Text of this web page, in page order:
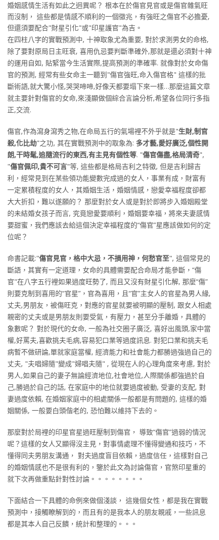
婚姻感情生活有如此之迥異呢？ 根本在於傷官見官或是傷官雜氣旺
而沒制， 這些都是情感不順利的一個徵兆，有強旺之傷官不必擔憂,
但還須要配合"財星引化"或"印星護官"為吉。
在四柱八字的實戰預測中, 十神取象尤為重要, 對於求測男女的命格,
除了要對原局日主旺衰, 喜用仇忌要判斷準確外,那就是還必須對十神
的運用自如, 貼緊當今生活實際,提高預測的準確率. 就像對於女命傷
官的預測, 經常有些女命主一聽到"傷官強旺,命入傷官格" 這樣的批
斷術語,就大驚小怪,哭哭啼啼,好像天都要塌下來一樣…那麼這篇文章
就主要針對傷官的女命,來淺顯做個綜合言論分析,希望各位同行多指
正,交流.
傷官,作為瀉身瀉秀之物,在命局五行的氣場裡不外乎就是"生財,制官
殺,化比劫"之功, 其在實戰預測中的取象為: 多才藝,愛好廣泛,個性開
朗,干時髦,追隨流行的東西,有主見有個性等. "傷官傷盡,格局清奇",
"傷官佩印,貴不可言"等, 這些都是格局吉利之特徵, 但是吉利歸吉
利，經常見到在某些領功能變數完成過的女人，事業有成，財富有
一定累積程度的女人，其婚姻生活，婚姻情感，戀愛幸福程度卻都
大大折扣，難以遂願的？ 那麼對於女人或是對於即將步入婚姻殿堂
的未結婚女孩子而言, 究竟戀愛要順利，婚姻要幸福，將來夫妻感情
要甜蜜，我們應該去給這個決定幸福程度的“傷官”星應該做如何的定
位呢？
命書記載:"傷官見官，格中大忌，不損用神，何愁官至", 這個常見的
斷語，其實有一定道理，女命的具體需要配合命局才能參斷，“傷
官"在八字五行裡如果過度旺勢了, 而且又沒有財星引化解, 那麼“傷”
則要克制到喜用的“官星”，官為喜用，且“官”主女人的官星為男人緣,
丈夫,男朋友，被傷旺克，對應的官星就要被明顯的壓制, 跟女人相處
親密的丈夫或是男朋友則要受氣，有壓力，甚至分手離婚，具體的
象數呢？ 對於現代的女命, 一般為社交圈子廣泛, 喜好出風頭,家中當
權,好罵夫,喜歡挑夫毛病,容易犯口業等過度訊息. 對犯口業和挑夫毛
病暫不做研論,單就家庭當權, 經濟能力和社會能力都勝過強過自己的
丈夫, "夫唱婦隨"變成"婦唱夫隨" , 從現在人的心理角度來考慮, 對於
男人,如果自己的妻子無論經濟地位,社會地位,人際關係都強過於自
己,勝過於自己的話, 在家庭中的地位就要過度被動, 受妻的支配, 對
妻過度依賴, 在婚姻家庭中的相處關係一般都是有問題的, 這樣的婚
姻關係, 一般要白頭偕老的, 恐怕難以維持下去的。
那麼對於局裡的印星官星過旺壓制到傷官， 導致“傷官”過弱的情況
呢？這樣的女人又顯得沒主見，對事情處理不懂得變通和技巧，不
懂得同夫男朋友溝通， 對夫過度盲目依賴，過度信任，這樣對自己
的婚姻情感也不是很有利的，鑒於此文為討論傷官，官煞印星重的
就下次再做重點針對性討論。。。。。。。。
下面結合一下具體的命例來做個淺談， 這幾個女性，都是我在實戰
預測中，接觸瞭解到的，而且有的是我本人的朋友親戚，一些訊息
都是其本人自己反饋，統計和整理的。。。